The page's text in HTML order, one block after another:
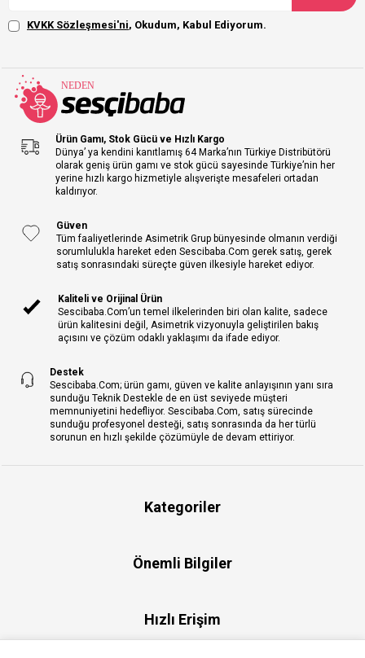
KVKK Sözleşmesi'ni, Okudum, Kabul Ediyorum.
Ürün Gamı, Stok Gücü ve Hızlı Kargo
Dünya’ ya kendini kanıtlamış 64 Marka’nın Türkiye Distribütörü
olarak geniş ürün gamı ve stok gücü sayesinde Türkiye’nin her
yerine hızlı kargo hizmetiyle alışverişte mesafeleri ortadan
kaldırıyor.
Güven
Tüm faaliyetlerinde Asimetrik Grup bünyesinde olmanın verdiği
sorumlulukla hareket eden Sescibaba.Com gerek satış, gerek
satış sonrasındaki süreçte güven ilkesiyle hareket ediyor.
Kaliteli ve Orijinal Ürün
Sescibaba.Com’un temel ilkelerinden biri olan kalite, sadece
ürün kalitesini değil, Asimetrik vizyonuyla geliştirilen bakış
açısını ve çözüm odaklı yaklaşımı da ifade ediyor.
Destek
Sescibaba.Com; ürün gamı, güven ve kalite anlayışının yanı sıra
sunduğu Teknik Destekle de en üst seviyede müşteri
memnuniyetini hedefliyor. Sescibaba.Com, satış sürecinde
sunduğu profesyonel desteği, satış sonrasında da her türlü
sorunun en hızlı şekilde çözümüyle de devam ettiriyor.
Kategoriler
Önemli Bilgiler
Hızlı Erişim